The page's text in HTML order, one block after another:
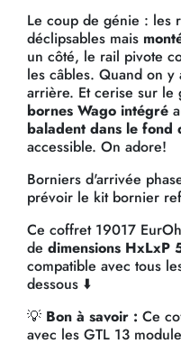
Le coup de génie : les
déclipsables mais
un côté, le rail pivote
les câbles. Quand on
arrière. Et cerise sur le
bornes Wago intégré
baladent dans le fond
accessible. On adore!
Borniers d'arrivée
prévoir le kit bornier
Ce coffret 19017
de dimensions HxLxP
compatible avec tous
dessous ⬇️
💡 Bon à savoir : Ce
avec les GTL 13